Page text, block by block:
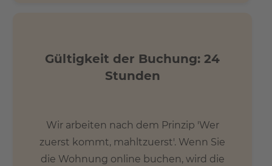
Gültigkeit der Buchung: 24
Stunden
Wir arbeiten nach dem Prinzip 'Wer
zuerst kommt, mahltzuerst'. Wenn Sie
die Wohnung online buchen, wird die